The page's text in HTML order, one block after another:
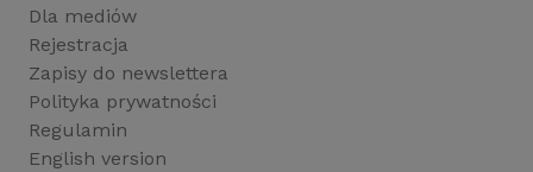
Dla mediów
Rejestracja
Zapisy do newslettera
Polityka prywatności
Regulamin
English version